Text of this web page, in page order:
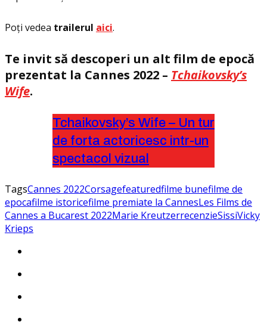
Poţi vedea trailerul aici.
Te invit să descoperi un alt film de epocă
prezentat la Cannes 2022 – Tchaikovsky’s
Wife.
Tchaikovsky’s Wife – Un tur
de forta actoricesc intr-un
spectacol vizual
TagsCannes 2022Corsagefeaturedfilme bunefilme de
epocafilme istoricefilme premiate la CannesLes Films de
Cannes a Bucarest 2022Marie KreutzerrecenzieSissiVicky
Krieps